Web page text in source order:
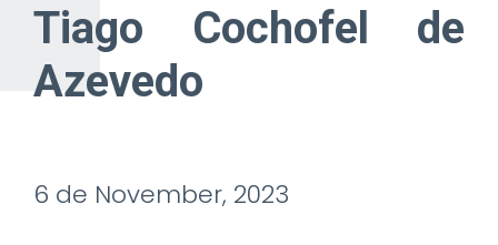
Tiago Cochofel de
Azevedo
6 de November, 2023